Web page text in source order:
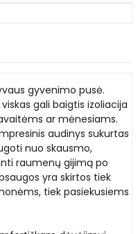
gyvenimo pusė.
gali baigtis izoliacija
ar mėnesiams.
audinys sukurtas
nuo skausmo,
raumenų gijimą po
yra skirtos tiek
tiek pasiekusiems